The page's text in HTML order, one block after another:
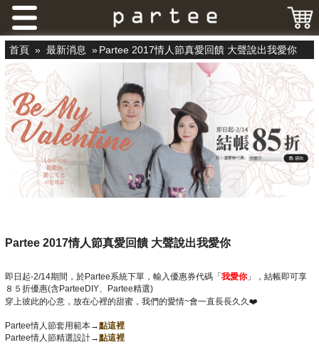
首頁 » 最新消息 »Partee 2017情人節真愛回饋 大聲說出我愛你
Partee 2017情人節真愛回饋 大聲說出我愛你
即日起-2/14期間，於Partee系統下單，輸入優惠券代碼「 我愛你 」，結帳即可享
８５折優惠(含ParteeDIY、Partee精選)
穿上彼此的心意，放在心裡的甜蜜，我們的愛情~會一直長長久久❤️
Partee情人節套用範本→點這裡
Partee情人節精選設計→點這裡